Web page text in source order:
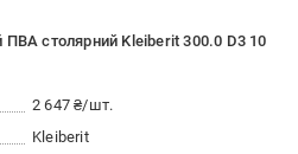
ПВА столярний Kleiberit 300.0 D3 10
2 647 ₴/шт.
Kleiberit